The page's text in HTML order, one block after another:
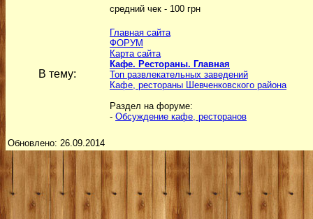
средний чек - 100 грн
В тему:
Главная сайта
ФОРУМ
Карта сайта
Кафе. Рестораны. Главная
Топ развлекательных заведений
Кафе, рестораны Шевченковского района
Раздел на форуме:
- Обсуждение кафе, ресторанов
Обновлено: 26.09.2014